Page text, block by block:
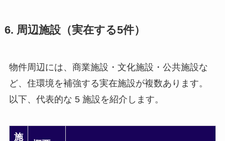
6. 周辺施設（実在する5件）
物件周辺には、商業施設・文化施設・公共施設な
ど、住環境を補強する実在施設が複数あります。
以下、代表的な 5 施設を紹介します。
施